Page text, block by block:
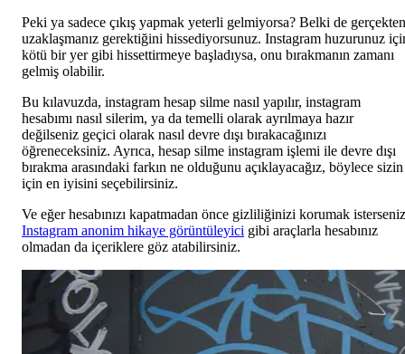
Peki ya sadece çıkış yapmak yeterli gelmiyorsa? Belki de gerçekten
uzaklaşmanız gerektiğini hissediyorsunuz. Instagram huzurunuz
kötü bir yer gibi hissettirmeye başladıysa, onu bırakmanın zamanı
gelmiş olabilir.
Bu kılavuzda, instagram hesap silme nasıl yapılır, instagram
hesabımı nasıl silerim, ya da temelli olarak ayrılmaya hazır
değilseniz geçici olarak nasıl devre dışı bırakacağınızı
öğreneceksiniz. Ayrıca, hesap silme instagram işlemi ile devre dışı
bırakma arasındaki farkın ne olduğunu açıklayacağız, böylece sizin
için en iyisini seçebilirsiniz.
Ve eğer hesabınızı kapatmadan önce gizliliğinizi korumak
Instagram anonim hikaye görüntüleyici gibi araçlarla hesabınız
olmadan da içeriklere göz atabilirsiniz.